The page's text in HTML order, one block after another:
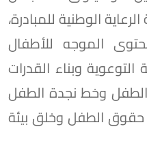
الوطنية للمبادرة،
الموجه للأطفال
وبناء القدرات
وخط نجدة الطفل
حقوق الطفل وخلق بيئة